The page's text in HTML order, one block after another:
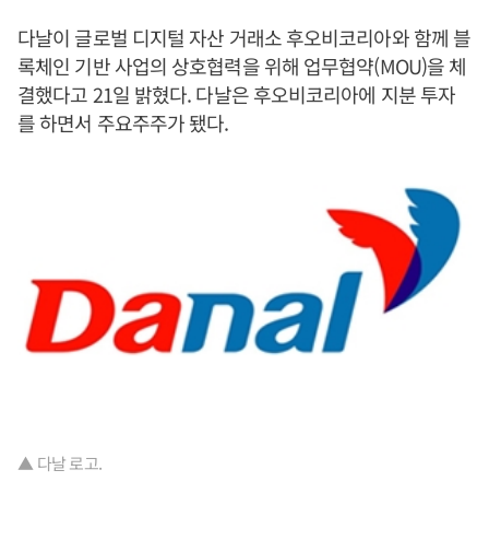
다날이 글로벌 디지털 자산 거래소 후오비코리아와 함께 블
록체인 기반 사업의 상호협력을 위해 업무협약(MOU)을 체
결했다고 21일 밝혔다. 다날은 후오비코리아에 지분 투자
를 하면서 주요주주가 됐다.
▲ 다날 로고.